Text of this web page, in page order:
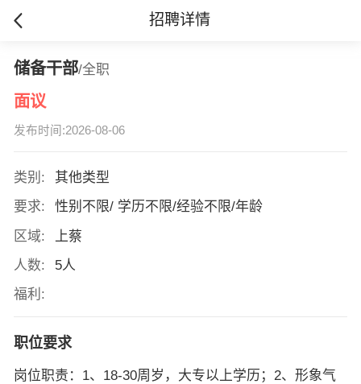
招聘详情
储备干部/全职
面议
发布时间:2026-08-06
类别:
其他类型
要求:
性别不限/ 学历不限/经验不限/年龄
区域:
上蔡
人数:
5人
福利:
职位要求
岗位职责：1、18-30周岁，大专以上学历；2、形象气